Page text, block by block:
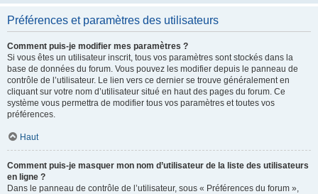
Préférences et paramètres des utilisateurs
Comment puis-je modifier mes paramètres ?
Si vous êtes un utilisateur inscrit, tous vos paramètres sont stockés dans la
base de données du forum. Vous pouvez les modifier depuis le panneau de
contrôle de l’utilisateur. Le lien vers ce dernier se trouve généralement en
cliquant sur votre nom d’utilisateur situé en haut des pages du forum. Ce
système vous permettra de modifier tous vos paramètres et toutes vos
préférences.
Haut
Comment puis-je masquer mon nom d’utilisateur de la liste des utilisateurs
en ligne ?
Dans le panneau de contrôle de l’utilisateur, sous « Préférences du forum »,